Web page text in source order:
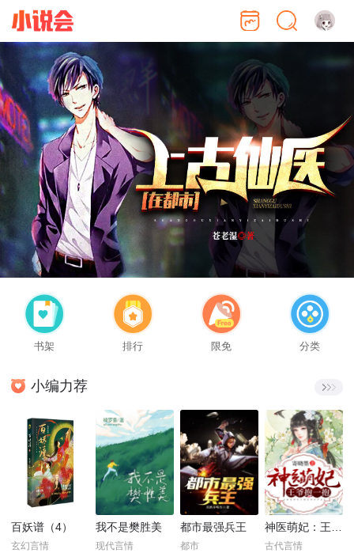
书架 排行 限免 分类
小编力荐
百妖谱（4）
玄幻言情
我不是樊胜美
现代言情
都市最强兵王
都市
神医萌妃：王爷，抱一抱！
古代言情